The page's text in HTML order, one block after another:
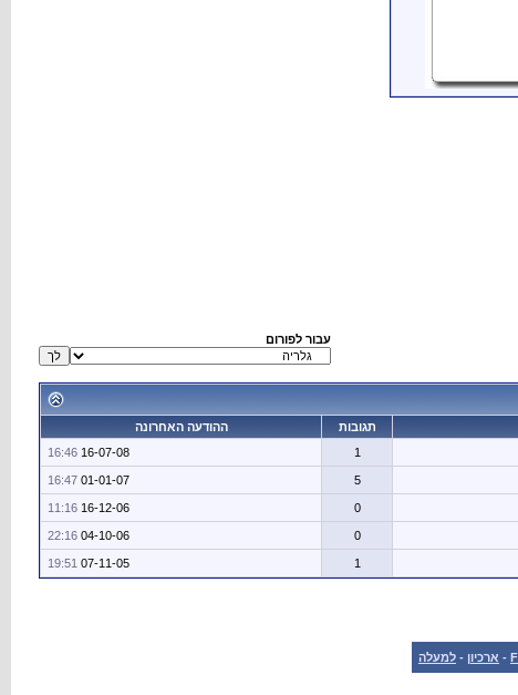
עבור לפורום
תגובות
ההודעה האחרונה
1
16-07-08
16:46
5
01-01-07
16:47
0
16-12-06
11:16
0
04-10-06
22:16
1
07-11-05
19:51
- ארכיון - למעלה